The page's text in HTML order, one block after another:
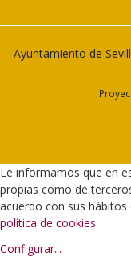
Ayuntamiento de
Le informamos que en
propias como de
acuerdo con sus hábitos
política de cookies
Configurar...